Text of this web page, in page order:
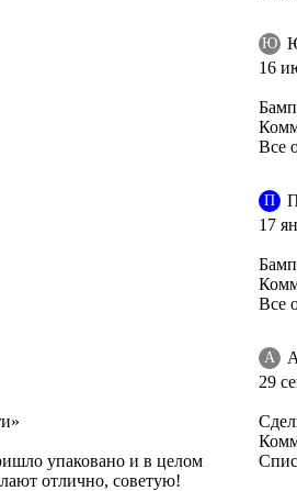
ARCTIC WHITE, BIALY
Ю
16
Все
П
17
Все
упаковано и в целом
отлично, советую!
А
29